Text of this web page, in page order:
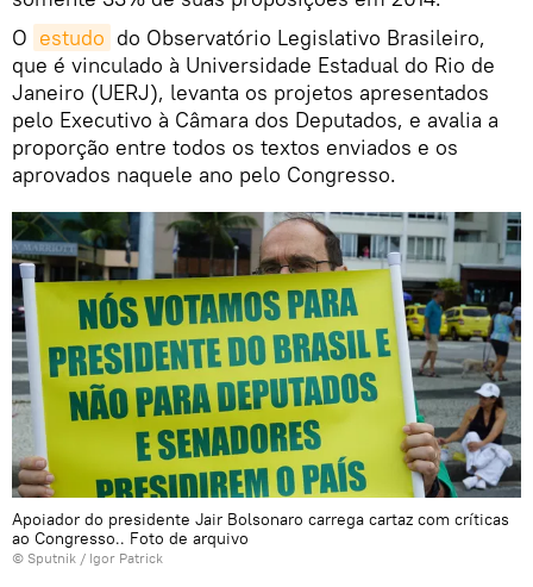
O estudo do Observatório Legislativo Brasileiro,
que é vinculado à Universidade Estadual do Rio de
Janeiro (UERJ), levanta os projetos apresentados
pelo Executivo à Câmara dos Deputados, e avalia a
proporção entre todos os textos enviados e os
aprovados naquele ano pelo Congresso.
Apoiador do presidente Jair Bolsonaro carrega cartaz com críticas
ao Congresso.. Foto de arquivo
© Sputnik / Igor Patrick